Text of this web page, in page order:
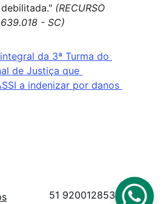
(RECURSO
- SC)
da 3ª Turma do
de Justiça que
a indenizar por danos
51 920012853